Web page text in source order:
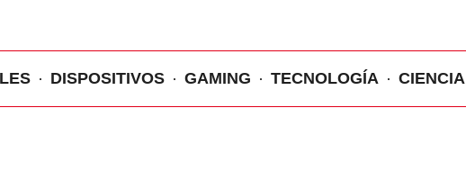
DISPOSITIVOS GAMING TECNOLOGÍA CIENCIA